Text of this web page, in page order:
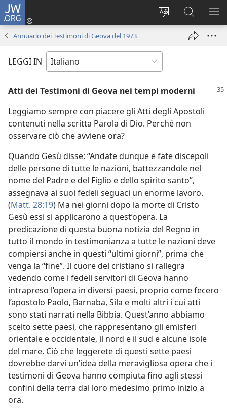
JW.ORG
Modificare
Accedi
(apre
finestra)
Cerca
in
JW.ORG
Annuario dei Testimoni di Geova del 1973
LEGGI IN
Atti dei Testimoni di Geova nei tempi moderni
Leggiamo sempre con piacere gli Atti degli Apostoli
contenuti nella scritta Parola di Dio. Perché non
osservare ciò che avviene ora?
Quando Gesù disse: “Andate dunque e fate discepoli
delle persone di tutte le nazioni, battezzandole nel
nome del Padre e del Figlio e dello spirito santo”,
assegnava ai suoi fedeli seguaci un enorme lavoro.
(Matt. 28:19) Ma nei giorni dopo la morte di Cristo
Gesù essi si applicarono a quest’opera. La
predicazione di questa buona notizia del Regno in
tutto il mondo in testimonianza a tutte le nazioni deve
compiersi anche in questi “ultimi giorni”, prima che
venga la “fine”. Il cuore del cristiano si rallegra
vedendo come i fedeli servitori di Geova hanno
intrapreso l’opera in diversi paesi, proprio come fecero
l’apostolo Paolo, Barnaba, Sila e molti altri i cui atti
sono stati narrati nella Bibbia. Quest’anno abbiamo
scelto sette paesi, che rappresentano gli emisferi
orientale e occidentale, il nord e il sud e alcune isole
del mare. Ciò che leggerete di questi sette paesi
dovrebbe darvi un’idea della meravigliosa opera che i
testimoni di Geova hanno compiuta fino agli stessi
confini della terra dal loro medesimo primo inizio a
ora.